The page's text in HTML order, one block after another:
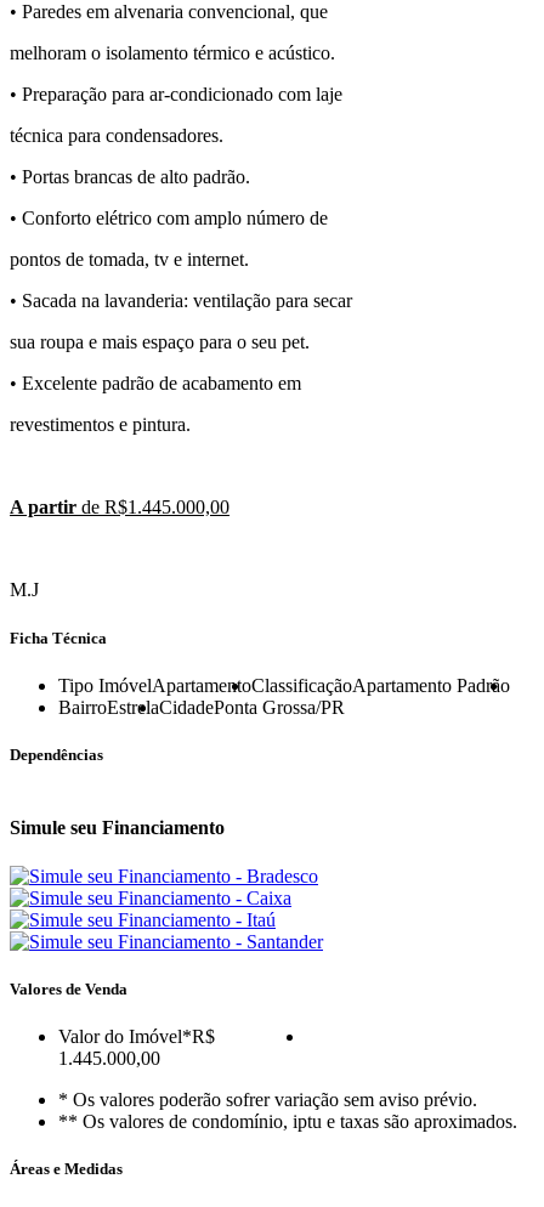
• Paredes em alvenaria convencional, que
melhoram o isolamento térmico e acústico.
• Preparação para ar-condicionado com laje
técnica para condensadores.
• Portas brancas de alto padrão.
• Conforto elétrico com amplo número de
pontos de tomada, tv e internet.
• Sacada na lavanderia: ventilação para secar
sua roupa e mais espaço para o seu pet.
• Excelente padrão de acabamento em
revestimentos e pintura.
A partir de R$1.445.000,00
M.J
Ficha Técnica
Tipo ImóvelApartamentoClassificaçãoApartamento Padrão
BairroEstrelaCidadePonta Grossa/PR
Dependências
Simule seu Financiamento
Valores de Venda
Valor do Imóvel*R$
1.445.000,00
* Os valores poderão sofrer variação sem aviso prévio.
** Os valores de condomínio, iptu e taxas são aproximados.
Áreas e Medidas